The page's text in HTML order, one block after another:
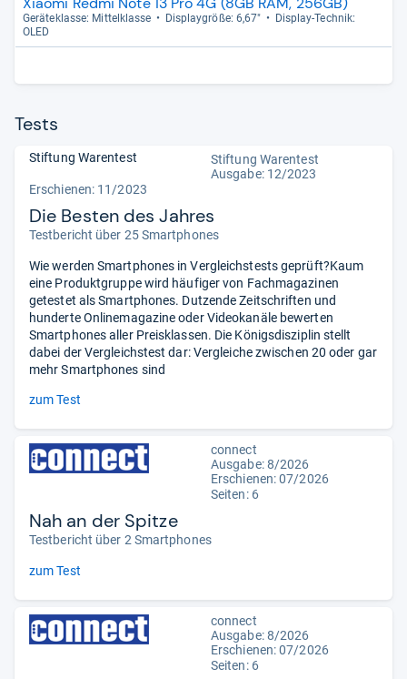
Gerä­te­klasse: Mit­tel­klasse Dis­play­größe: 6,67"
Dis­play-​Tech­nik:
OLED
Tests
Stiftung Warentest
Stiftung Warentest
Ausgabe: 12/2023
Erschienen: 11/2023
Die Besten des Jahres
Testbericht über 25 Smartphones
Wie werden Smartphones in Vergleichstests geprüft?Kaum
eine Produktgruppe wird häufiger von Fachmagazinen
getestet als Smartphones. Dutzende Zeitschriften und
hunderte Onlinemagazine oder Videokanäle bewerten
Smartphones aller Preisklassen. Die Königsdisziplin stellt
dabei der Vergleichstest dar: Vergleiche zwischen 20 oder gar
mehr Smartphones sind
zum Test
connect
Ausgabe: 8/2026
Erschienen:07/2026
Seiten: 6
Nah an der Spitze
Testbericht über 2 Smartphones
zum Test
connect
Ausgabe: 8/2026
Erschienen:07/2026
Seiten: 6